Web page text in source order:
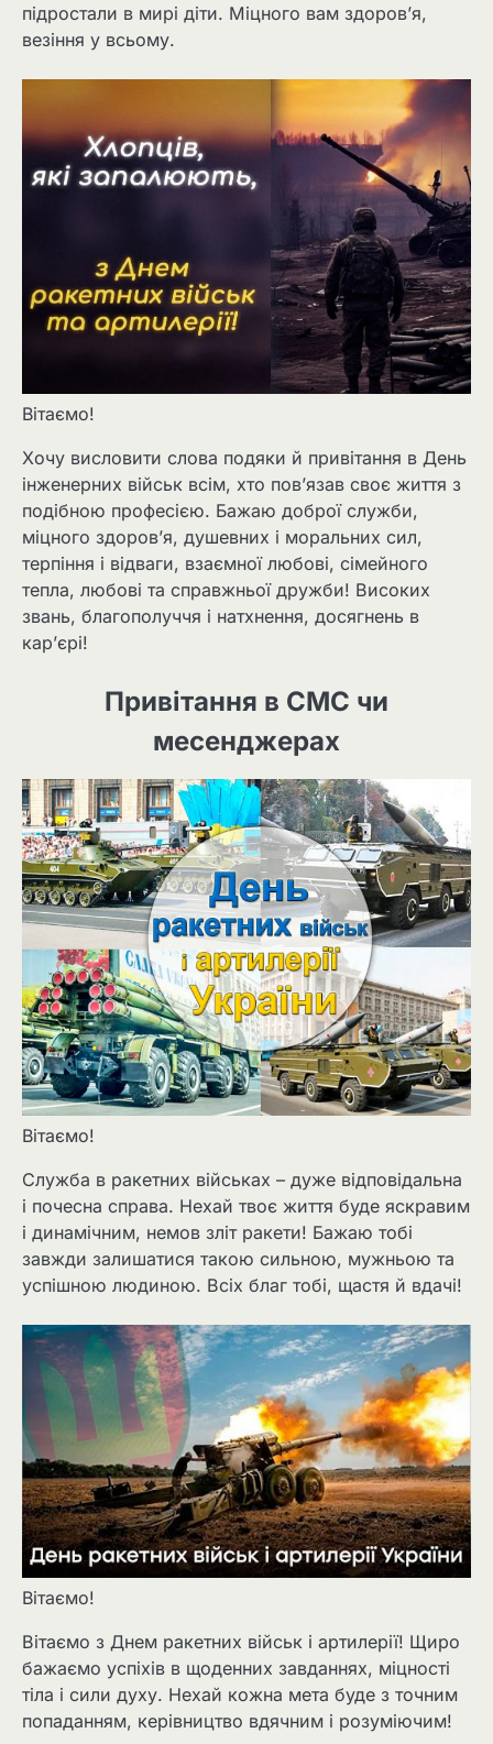
підростали в мирі діти. Міцного вам здоров’я,
везіння у всьому.
Вітаємо!
Хочу висловити слова подяки й привітання в День
інженерних військ всім, хто пов’язав своє життя з
подібною професією. Бажаю доброї служби,
міцного здоров’я, душевних і моральних сил,
терпіння і відваги, взаємної любові, сімейного
тепла, любові та справжньої дружби! Високих
звань, благополуччя і натхнення, досягнень в
кар’єрі!
Привітання в СМС чи
месенджерах
Вітаємо!
Служба в ракетних військах – дуже відповідальна
і почесна справа. Нехай твоє життя буде яскравим
і динамічним, немов зліт ракети! Бажаю тобі
завжди залишатися такою сильною, мужньою та
успішною людиною. Всіх благ тобі, щастя й вдачі!
Вітаємо!
Вітаємо з Днем ракетних військ і артилерії! Щиро
бажаємо успіхів в щоденних завданнях, міцності
тіла і сили духу. Нехай кожна мета буде з точним
попаданням, керівництво вдячним і розуміючим!